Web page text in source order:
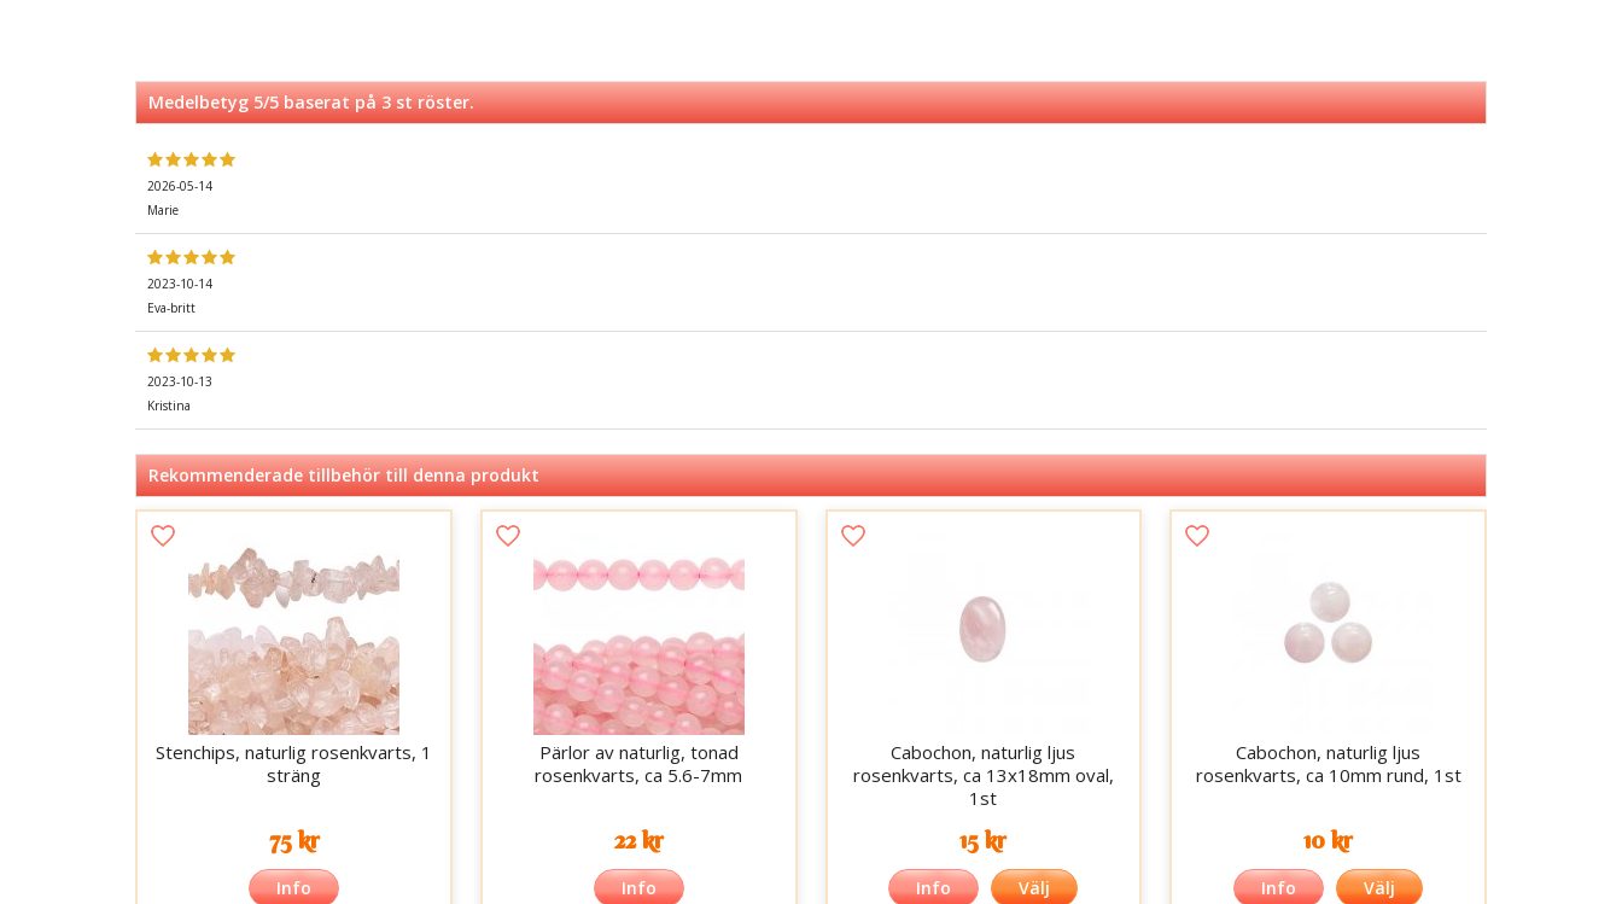
Medelbetyg5/5 baserat på3st röster.
2026-05-14
Marie
2023-10-14
Eva-britt
2023-10-13
Kristina
Rekommenderade tillbehör till denna produkt
Stenchips, naturlig rosenkvarts, 1
sträng
75 kr
Info
Pärlor av naturlig, tonad
rosenkvarts, ca 5.6-7mm
22 kr
Info
Cabochon, naturlig ljus
rosenkvarts, ca 13x18mm oval,
1st
15 kr
Info Välj
Cabochon, naturlig ljus
rosenkvarts, ca 10mm rund, 1st
10 kr
Info Välj